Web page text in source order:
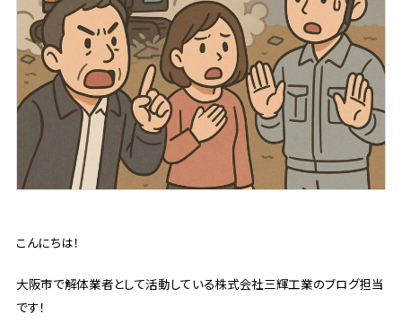
こんにちは！
大阪市で解体業者として活動している株式会社三輝工業のブログ担当
です！